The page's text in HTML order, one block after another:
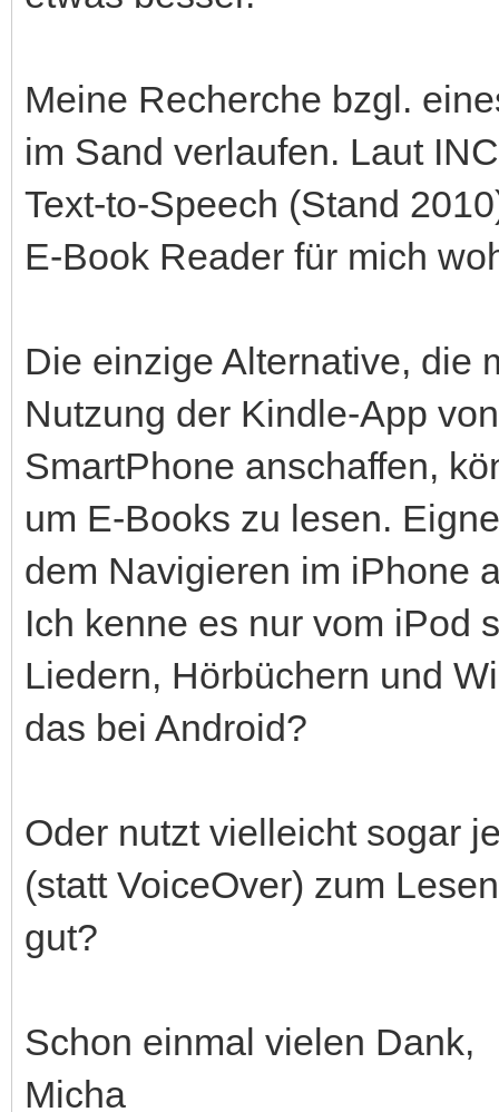
Meine Recherche bzgl.
im Sand verlaufen. Laut
Text-to-Speech (Stand
E-Book Reader für mich
Die einzige Alternative, die
Nutzung der Kindle-App
SmartPhone anschaffen,
um E-Books zu lesen.
dem Navigieren im iPhone
Ich kenne es nur vom iPod
Liedern, Hörbüchern und
das bei Android?
Oder nutzt vielleicht sogar
(statt VoiceOver) zum
gut?
Schon einmal vielen Dank,
Micha